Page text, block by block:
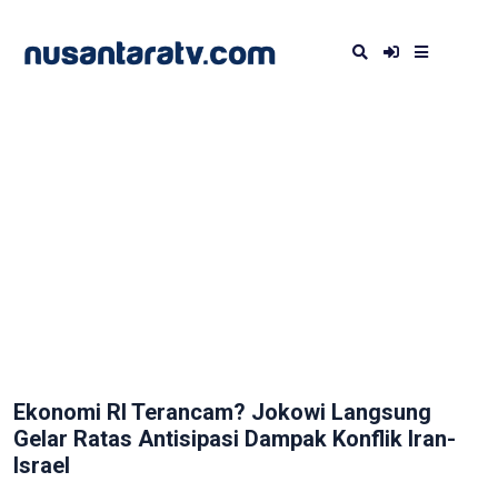
Ekonomi RI Terancam? Jokowi Langsung
Gelar Ratas Antisipasi Dampak Konflik Iran-
Israel